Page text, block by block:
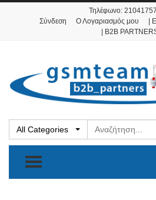
Τηλέφωνο:
Σύνδεση
Ο Λογαριασμός μου
|
| B2B
All Categories
TOGGLE MENU